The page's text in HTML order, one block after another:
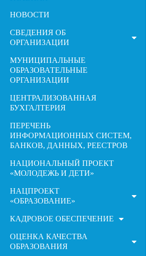
НОВОСТИ
СВЕДЕНИЯ ОБ
ОРГАНИЗАЦИИ
МУНИЦИПАЛЬНЫЕ
ОБРАЗОВАТЕЛЬНЫЕ
ОРГАНИЗАЦИИ
ЦЕНТРАЛИЗОВАННАЯ
БУХГАЛТЕРИЯ
ПЕРЕЧЕНЬ
ИНФОРМАЦИОННЫХ СИСТЕМ,
БАНКОВ, ДАННЫХ, РЕЕСТРОВ
НАЦИОНАЛЬНЫЙ ПРОЕКТ
«МОЛОДЕЖЬ И ДЕТИ»
НАЦПРОЕКТ
«ОБРАЗОВАНИЕ»
КАДРОВОЕ ОБЕСПЕЧЕНИЕ
ОЦЕНКА КАЧЕСТВА
ОБРАЗОВАНИЯ